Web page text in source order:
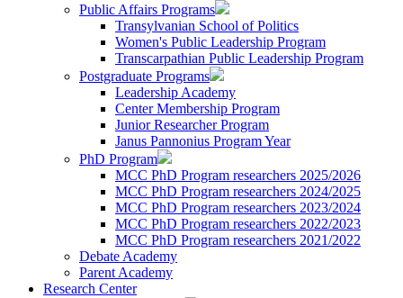
Public Affairs Programs
Transylvanian School of Politics
Women's Public Leadership Program
Transcarpathian Public Leadership Program
Postgraduate Programs
Leadership Academy
Center Membership Program
Junior Researcher Program
Janus Pannonius Program Year
PhD Program
MCC PhD Program researchers 2025/2026
MCC PhD Program researchers 2024/2025
MCC PhD Program researchers 2023/2024
MCC PhD Program researchers 2022/2023
MCC PhD Program researchers 2021/2022
Debate Academy
Parent Academy
Research Center